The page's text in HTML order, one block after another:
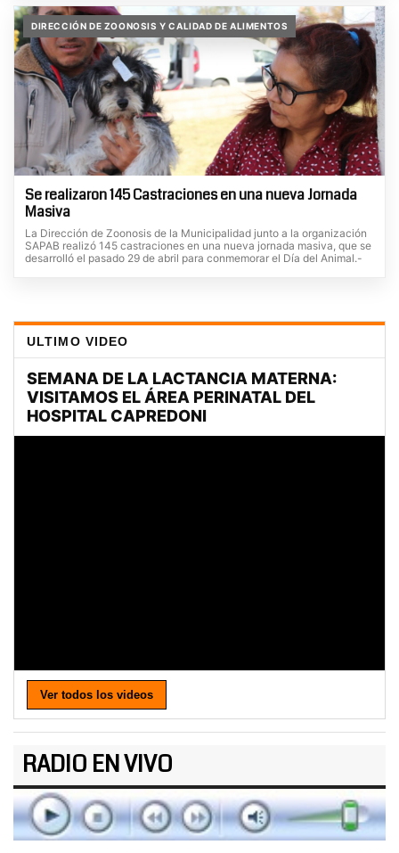
DIRECCIÓN DE ZOONOSIS Y CALIDAD DE ALIMENTOS
Se realizaron 145 Castraciones en una nueva Jornada
Masiva
La Dirección de Zoonosis de la Municipalidad junto a la organización
SAPAB realizó 145 castraciones en una nueva jornada masiva, que se
desarrolló el pasado 29 de abril para conmemorar el Día del Animal.-
ULTIMO VIDEO
Ver todos los videos
RADIO EN VIVO